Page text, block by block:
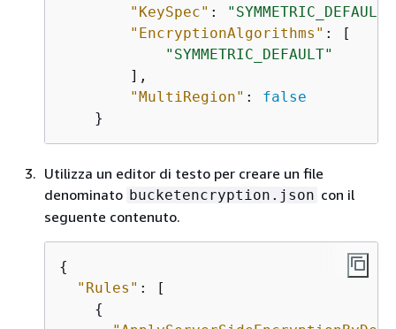
"KeySpec" : "SYMMETRIC_DEFAULT"
"EncryptionAlgorithms" : [
"SYMMETRIC_DEFAULT"
        ],
"MultiRegion" : false
Utilizza un editor di testo per creare un file
denominato bucketencryption.json con il
seguente contenuto.
{
"Rules" : [
{